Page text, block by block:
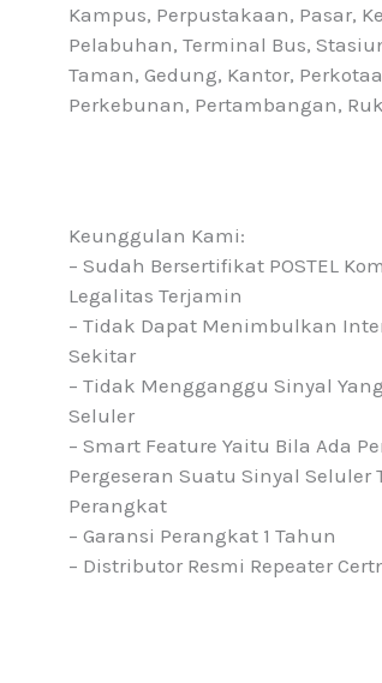
Kampus, Perpustakaan, Pasar,
Pelabuhan, Terminal Bus,
Taman, Gedung, Kantor,
Perkebunan, Pertambangan,
Keunggulan Kami:
– Sudah Bersertifikat POSTEL
Legalitas Terjamin
– Tidak Dapat Menimbulkan
Sekitar
– Tidak Mengganggu Sinyal
Seluler
– Smart Feature Yaitu Bila Ada
Pergeseran Suatu Sinyal
Perangkat
– Garansi Perangkat 1 Tahun
– Distributor Resmi Repeater